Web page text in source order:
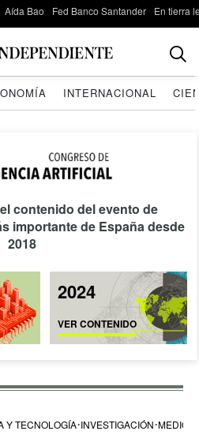
Aída Bao Fed Banco Santander En tierra
INTERNACIONAL
contenido del evento de
importante de España desde
2018
2024
VER CONTENIDO
Y TECNOLOGÍA INVESTIGACIÓN MEDIO